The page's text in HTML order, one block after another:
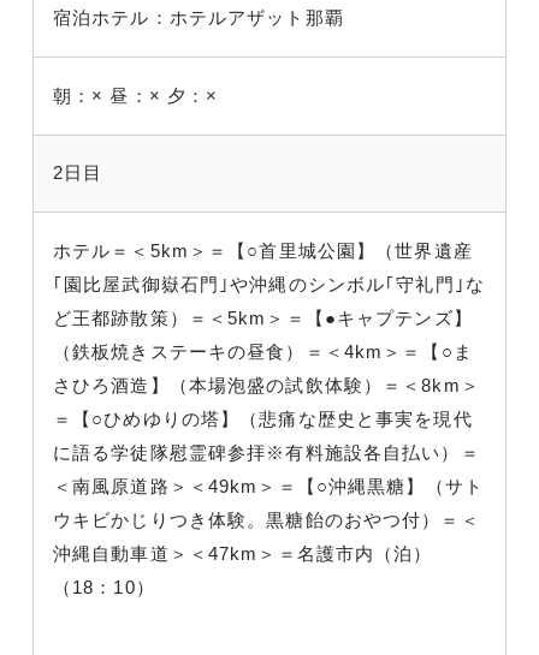
宿泊ホテル：ホテルアザット那覇
朝：× 昼：× 夕：×
2日目
ホテル＝＜5km＞＝【○首里城公園】（世界遺産
｢園比屋武御嶽石門｣や沖縄のシンボル｢守礼門｣な
ど王都跡散策）＝＜5km＞＝【●キャプテンズ】
（鉄板焼きステーキの昼食）＝＜4km＞＝【○ま
さひろ酒造】（本場泡盛の試飲体験）＝＜8km＞
＝【○ひめゆりの塔】（悲痛な歴史と事実を現代
に語る学徒隊慰霊碑参拝※有料施設各自払い）＝
＜南風原道路＞＜49km＞＝【○沖縄黒糖】（サト
ウキビかじりつき体験。黒糖飴のおやつ付）＝＜
沖縄自動車道＞＜47km＞＝名護市内（泊）
（18：10）